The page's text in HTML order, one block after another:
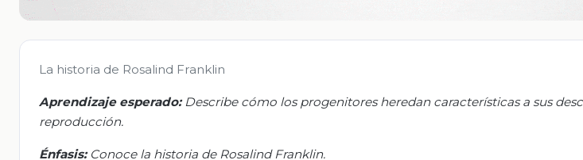
La historia de Rosalind Franklin
Aprendizaje esperado:Describe cómo los progenitores heredan características a sus
reproducción.
Énfasis: Conoce la historia de Rosalind Franklin.